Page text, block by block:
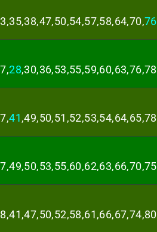
35,38,47,50,54,57,58,64,70,76
28,30,36,53,55,59,60,63,76,78
41,49,50,51,52,53,54,64,65,78
49,50,53,55,60,62,63,66,70,75
41,47,50,52,58,61,66,67,74,80